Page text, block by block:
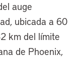
auge
ubicada a 60
km del límite
de Phoenix,